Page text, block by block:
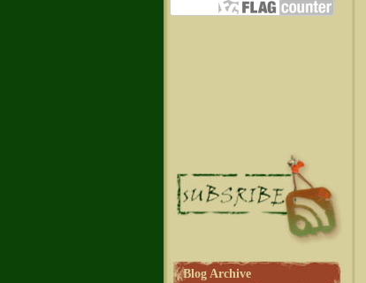
Blog Archive